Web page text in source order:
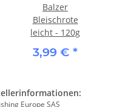
Balzer
Bleischrote
leicht - 120g
3,99 € *
Europe SAS